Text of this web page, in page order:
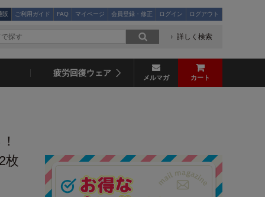
販 ご利用ガイド FAQ マイページ 会員登録・修正 ログイン ログアウト
詳しく検索
疲労回復ウェア メルマガ カート
枚